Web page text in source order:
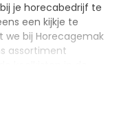
je horecabedrijf te
een kijkje te
bij Horecagemak
assortiment
en maten,
Met een van